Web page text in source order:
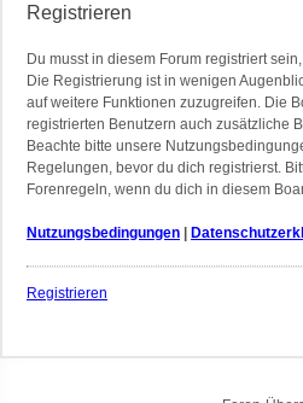
Registrieren
Du musst in diesem Forum registriert
Die Registrierung ist in wenigen
auf weitere Funktionen zuzugreifen. Die
registrierten Benutzern auch zusätzliche
Beachte bitte unsere
Regelungen, bevor du dich registrierst.
Forenregeln, wenn du dich in diesem
Nutzungsbedingungen
Registrieren